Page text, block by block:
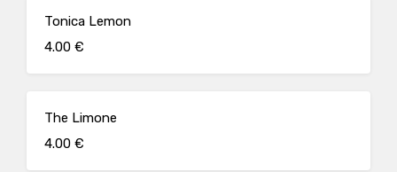
Tonica Lemon
4.00 €
The Limone
4.00 €